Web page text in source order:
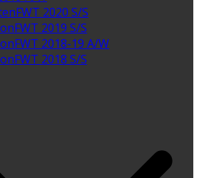
2020 S/S
2019 S/S
2018-19 A/W
2018 S/S